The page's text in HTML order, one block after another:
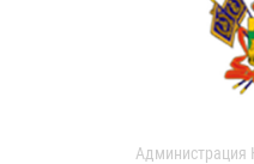
Администрация